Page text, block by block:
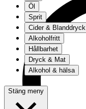
Öl
Sprit
Cider & Blanddryck
Alkoholfritt
Hållbarhet
Dryck & Mat
Alkohol & hälsa
Stäng meny